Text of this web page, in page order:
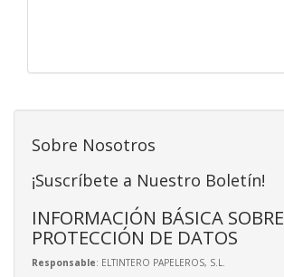
Sobre Nosotros
¡Suscríbete a Nuestro Boletín!
INFORMACIÓN BÁSICA SOBRE
PROTECCIÓN DE DATOS
Responsable: ELTINTERO PAPELEROS, S.L.